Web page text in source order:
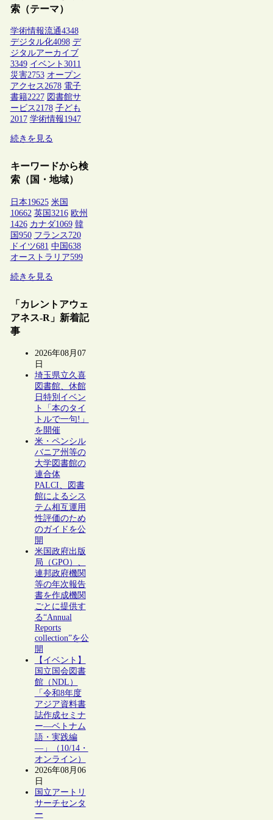
索（テーマ）
学術情報流通4348
デジタル化4098 デ
ジタルアーカイブ
3349 イベント 3011
災害2753 オープン
アクセス2678 電子
書籍2227 図書館サ
ービス2178 子ども
2017 学術情報1947
続きを見る
キーワードから検
索（国・地域）
日本19625 米国
10662 英国3216 欧州
1426 カナダ1069 韓
国950 フランス 720
ドイツ681 中国638
オーストラリア599
続きを見る
「カレントアウェ
アネス-R」新着記
事
2026年08月07
日
埼玉県立久喜
図書館、休館
日特別イベン
ト「本のタイ
トルで一句!」
を開催
米・ペンシル
バニア州等の
大学図書館の
連合体
PALCI、図書
館によるシス
テム相互運用
性評価のため
のガイドを公
開
米国政府出版
局（GPO）、
連邦政府機関
等の年次報告
書を作成機関
ごとに提供す
る“Annual
Reports
collection”を公
開
【イベント】
国立国会図書
館（NDL）
「令和8年度
アジア資料書
誌作成セミナ
ー―ベトナム
語・実践編
―」（10/14・
オンライン）
2026年08月06
日
国立アートリ
サーチセンタ
ー